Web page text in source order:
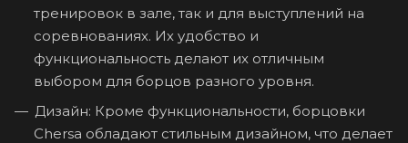
тренировок в зале, так и для выступлений на
соревнованиях. Их удобство и
функциональность делают их отличным
выбором для борцов разного уровня.
Дизайн: Кроме функциональности, борцовки
Chersa обладают стильным дизайном, что делает